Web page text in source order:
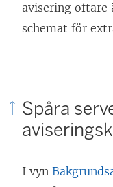
avisering oftare
schemat för
Spåra
I vyn